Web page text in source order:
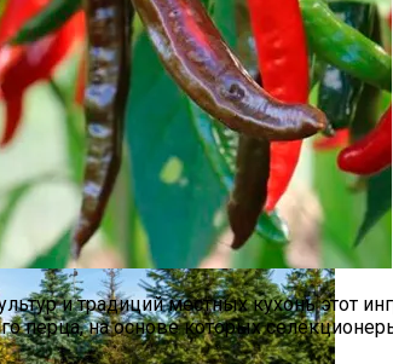
и традиций местных кухонь этот
перца, на основе которых